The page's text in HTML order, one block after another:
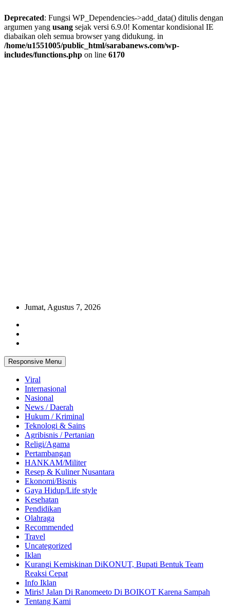
Deprecated: Fungsi WP_Dependencies->add_data() ditulis dengan
argumen yang usang sejak versi 6.9.0! Komentar kondisional IE
diabaikan oleh semua browser yang didukung. in
/home/u1551005/public_html/sarabanews.com/wp-
includes/functions.php on line 6170
Jumat, Agustus 7, 2026
Responsive Menu
Viral
Internasional
Nasional
News / Daerah
Hukum / Kriminal
Teknologi & Sains
Agribisnis / Pertanian
Religi/Agama
Pertambangan
HANKAM/Militer
Resep & Kuliner Nusantara
Ekonomi/Bisnis
Gaya Hidup/Life style
Kesehatan
Pendidikan
Olahraga
Recommended
Travel
Uncategorized
Iklan
Kurangi Kemiskinan DiKONUT, Bupati Bentuk Team
Reaksi Cepat
Info Iklan
Miris! Jalan Di Ranomeeto Di BOIKOT Karena Sampah
Tentang Kami